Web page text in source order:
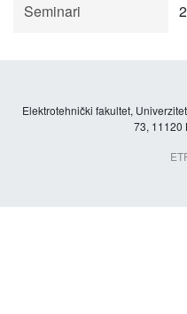
Seminari
Elektrotehnički fakultet,
73, 11120